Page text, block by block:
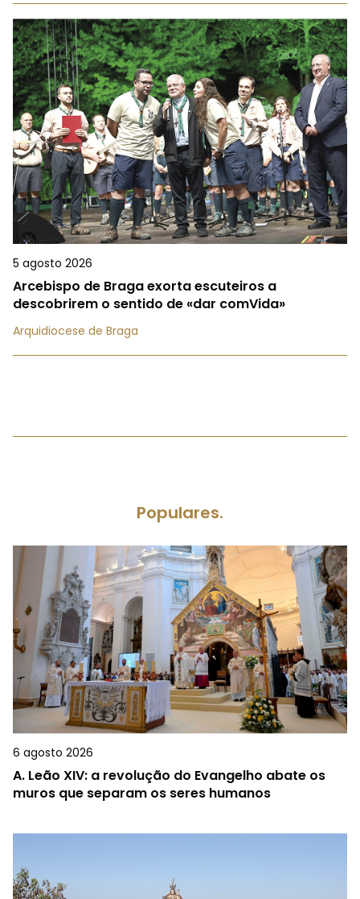
5 agosto 2026
Arcebispo de Braga exorta escuteiros a
descobrirem o sentido de «dar comVida»
Arquidiocese de Braga
Populares.
6 agosto 2026
A. Leão XIV: a revolução do Evangelho abate os
muros que separam os seres humanos